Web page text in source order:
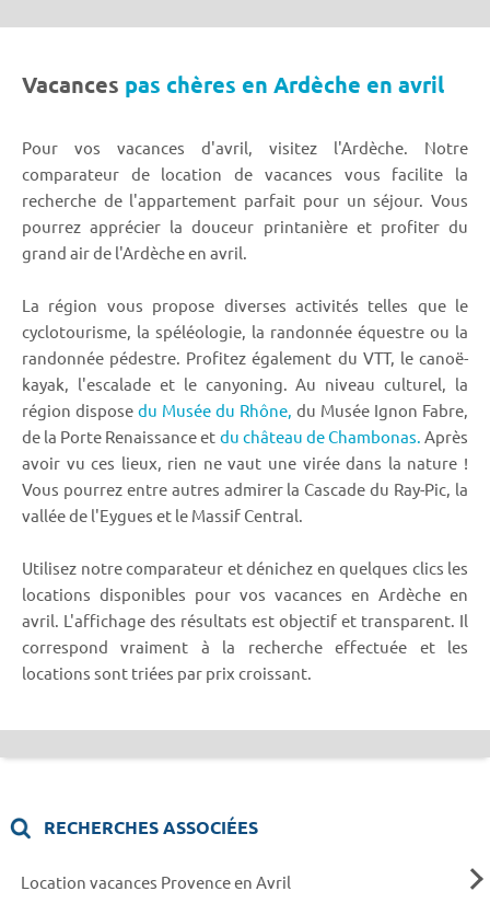
Vacances pas chères en Ardèche en avril
Pour vos vacances d'avril, visitez l'Ardèche. Notre
comparateur de location de vacances vous facilite la
recherche de l'appartement parfait pour un séjour. Vous
pourrez apprécier la douceur printanière et profiter du
grand air de l'Ardèche en avril.
La région vous propose diverses activités telles que le
cyclotourisme, la spéléologie, la randonnée équestre ou la
randonnée pédestre. Profitez également du VTT, le canoë-
kayak, l'escalade et le canyoning. Au niveau culturel, la
région dispose du Musée du Rhône, du Musée Ignon Fabre,
de la Porte Renaissance et du château de Chambonas. Après
avoir vu ces lieux, rien ne vaut une virée dans la nature !
Vous pourrez entre autres admirer la Cascade du Ray-Pic, la
vallée de l'Eygues et le Massif Central.
Utilisez notre comparateur et dénichez en quelques clics les
locations disponibles pour vos vacances en Ardèche en
avril. L'affichage des résultats est objectif et transparent. Il
correspond vraiment à la recherche effectuée et les
locations sont triées par prix croissant.
RECHERCHES ASSOCIÉES
Location vacances Provence en Avril